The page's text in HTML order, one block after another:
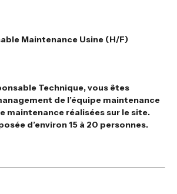
Maintenance Usine (H/F)
Technique, vous êtes
de l’équipe maintenance
maintenance réalisées sur le site.
d’environ 15 à 20 personnes.